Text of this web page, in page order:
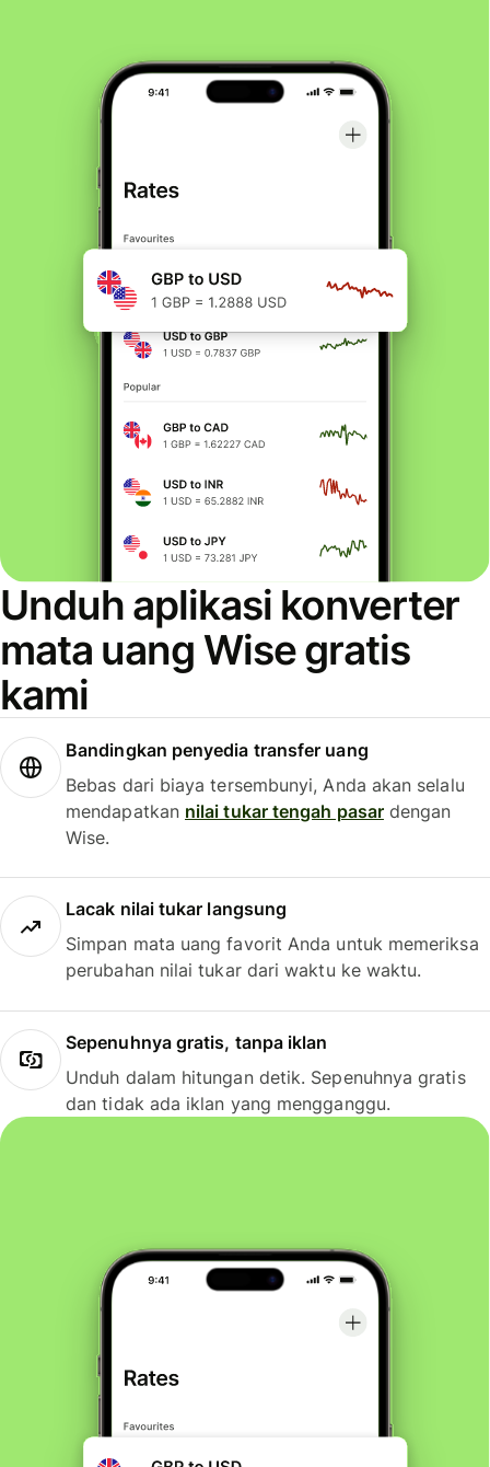
Unduh aplikasi konverter
mata uang Wise gratis
kami
Bandingkan penyedia transfer uang
Bebas dari biaya tersembunyi, Anda akan selalu
mendapatkan nilai tukar tengah pasardengan
Wise.
Lacak nilai tukar langsung
Simpan mata uang favorit Anda untuk memeriksa
perubahan nilai tukar dari waktu ke waktu.
Sepenuhnya gratis, tanpa iklan
Unduh dalam hitungan detik. Sepenuhnya gratis
dan tidak ada iklan yang mengganggu.